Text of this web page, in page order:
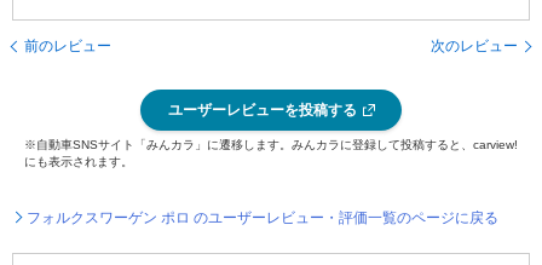
前のレビュー 次のレビュー
ユーザーレビューを投稿する
※自動車SNSサイト「みんカラ」に遷移します。みんカラに登録して投稿すると、carview!
にも表示されます。
フォルクスワーゲン ポロ のユーザーレビュー・評価一覧のページに戻る